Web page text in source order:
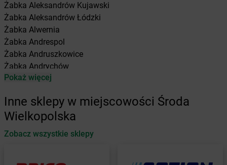
Żabka Aleksandrów Kujawski
Żabka Aleksandrów Łódzki
Żabka Alwernia
Żabka Andrespol
Żabka Andruszkowice
Żabka Andrychów
Żabka Antonie
Żabka Automat
Żabka Babica
Żabka Babice Nowe
Pokaż więcej
Inne sklepy w miejscowości Środa
Wielkopolska
Zobacz wszystkie sklepy